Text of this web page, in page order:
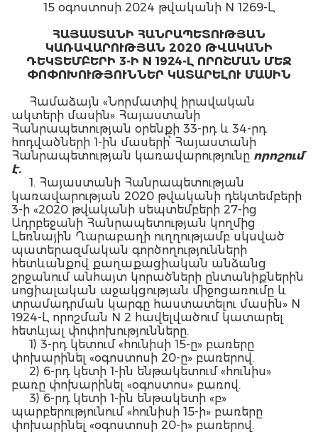
15 օգոստոսի 2024 թվականի N 1269-Լ
ՀԱՅԱՍՏԱՆԻ ՀԱՆՐԱՊԵՏՈՒԹՅԱՆ
ԿԱՌԱՎԱՐՈՒԹՅԱՆ 2020 ԹՎԱԿԱՆԻ
ԴԵԿՏԵՄԲԵՐԻ 3-Ի N 1924-Լ ՈՐՈՇՄԱՆ ՄԵՋ
ՓՈՓՈԽՈՒԹՅՈՒՆՆԵՐ ԿԱՏԱՐԵԼՈՒ ՄԱՍԻՆ
Համաձայն «Նորմատիվ իրավական
ակտերի մասին» Հայաստանի
Հանրապետության օրենքի 33-րդ և 34-րդ
հոդվածների 1-ին մասերի՝ Հայաստանի
Հանրապետության կառավարությունը որոշում
է.
1. Հայաստանի Հանրապետության
կառավարության 2020 թվականի դեկտեմբերի
3-ի «2020 թվականի սեպտեմբերի 27-ից
Ադրբեջանի Հանրապետության կողմից
Լեռնային Ղարաբաղի ուղղությամբ սկսված
պատերազմական գործողությունների
հետևանքով քաղաքացիական անձանց
շրջանում անհայտ կորածների ընտանիքներին
սոցիալական աջակցության միջոցառումը և
տրամադրման կարգը հաստատելու մասին» N
1924-Լ որոշման N 2 հավելվածում կատարել
հետևյալ փոփոխությունները.
1) 3-րդ կետում «հունիսի 15-ը» բառերը
փոխարինել «օգոստոսի 20-ը» բառերով.
2) 6-րդ կետի 1-ին ենթակետում «հունիս»
բառը փոխարինել «օգոստոս» բառով.
3) 6-րդ կետի 1-ին ենթակետի «բ»
պարբերությունում «հունիսի 15-ի» բառերը
փոխարինել «օգոստոսի 20-ի» բառերով.